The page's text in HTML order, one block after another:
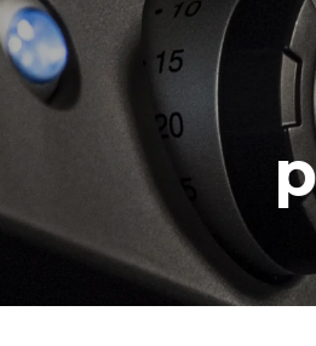
950,00 € hors TVA